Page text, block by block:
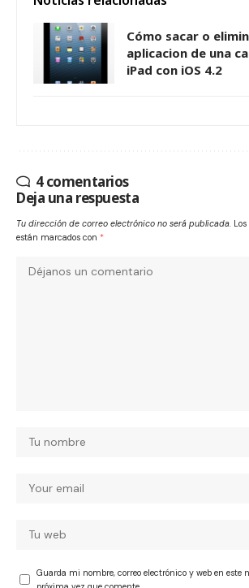
Cómo sacar o
aplicacion de una
iPad con iOS 4.2
4 comentarios
Deja una respuesta
Tu dirección de correo electrónico no será publicada.
están marcados con *
Guarda mi nombre, correo electrónico y web en este